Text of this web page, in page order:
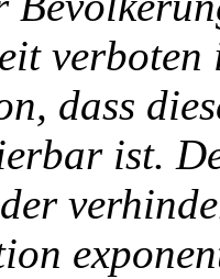
verboten
dass
ist.